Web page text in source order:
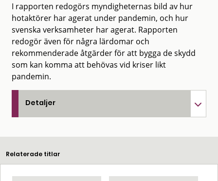
I rapporten redogörs myndigheternas bild av hur
hotaktörer har agerat under pandemin, och hur
svenska verksamheter har agerat. Rapporten
redogör även för några lärdomar och
rekommenderade åtgärder för att bygga de skydd
som kan komma att behövas vid kriser likt
pandemin.
Detaljer
Relaterade titlar